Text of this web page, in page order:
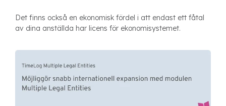
Det finns också en ekonomisk fördel i att endast ett fåtal
av dina anställda har licens för ekonomisystemet.